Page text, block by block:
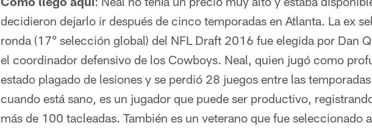
decidieron dejarlo ir después de cinco temporadas en Atlanta. La ex
ronda (17° selección global) del NFL Draft 2016 fue elegida por Dan
el coordinador defensivo de los Cowboys. Neal, quien jugó como
estado plagado de lesiones y se perdió 28 juegos entre las
cuando está sano, es un jugador que puede ser productivo,
más de 100 tacleadas. También es un veterano que fue seleccionado